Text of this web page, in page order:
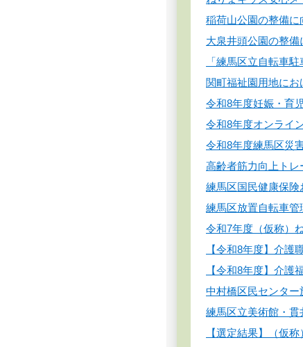
稲荷山公園の整備
大泉井頭公園の整
「練馬区立自転車
関町福祉園用地に
令和8年度妊娠・育
令和8年度オンライ
令和8年度練馬区災
高齢者筋力向上ト
練馬区国民健康保
練馬区放置自転車
令和7年度（仮称）
【令和8年度】介護
【令和8年度】介護
中村橋区民センター
練馬区立美術館・
【選定結果】（仮